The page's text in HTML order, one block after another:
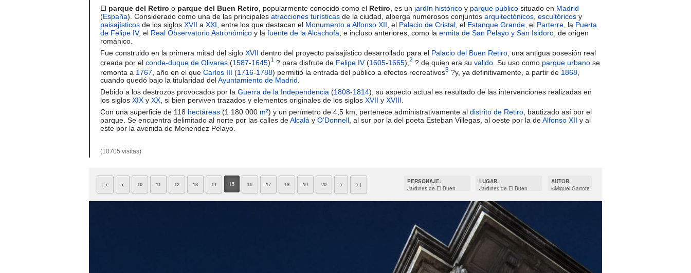
El parque del Retiro o parque del Buen Retiro , popularmente conocido como el Retiro , es un jardín histórico y parque público situado en Madrid
(España). Considerado como una de las principales atracciones turísticas de la ciudad, alberga numerosos conjuntos arquitectónicos escultóricos y
paisajísticos de los siglos XVII a XXI , entre los que destacan el Monumento a Alfonso XII , el Palacio de Cristal , el Estanque Grande , el Parterre , la Puerta
de Felipe IV, el Real Observatorio Astronómico y la fuente de la Alcachofa; e incluso anteriores, como la ermita de San Pelayo y San Isidoro , de origen
románico.
Fue construido en la primera mitad del siglo XVII dentro del proyecto paisajístico desarrollado para el Palacio del Buen Retiro , una antigua posesión real
creada por el conde-duque de Olivares (1587-1645)1 ? para disfrute de Felipe IV(1605-1665),2 ? de quien era suvalido . Su uso como parque urbano se
remonta a 1767 , año en el que Carlos III (1716-1788) permitió la entrada del público a efectos recreativos3 ?y, ya definitivamente, a partir de 1868
cuando quedó bajo la titularidad delAyuntamiento de Madrid.
Debido a los destrozos provocados por la Guerra de la Independencia (1808-1814), su aspecto actual es resultado de las intervenciones realizadas en
los siglos XIX y XX, si bien perviven trazados y elementos originales de los siglos XVII y XVIII.
Con una superficie de 118 hectáreas (1 180 000 m²) y un perímetro de 4,5 km, pertenece administrativamente al distrito de Retiro, bautizado así por el
parque. Se encuentra delimitado al norte por las calles deAlcalá y O'Donnell, al sur por la del poeta Esteban Villegas, al oeste por la deAlfonso XII y al
este por la avenida de Menéndez Pelayo.
(10705 visitas)
| < < 10 11 12 13 14 15 16 17 18 19 20 > > |
AUTOR:
©Miguel Garrote
LUGAR:
Jardines de El Buen
PERSONAJE:
Jardines de El Buen